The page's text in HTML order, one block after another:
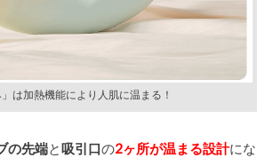
」は加熱機能により人肌に温まる！
の先端と吸引口の2ヶ所が温まる設計にな